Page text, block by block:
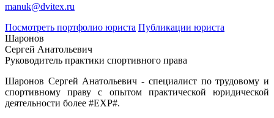
manuk@dvitex.ru
Посмотреть портфолио юриста Публикации юриста
Шаронов
Сергей Анатольевич
Руководитель практики спортивного права
Шаронов Сергей Анатольевич - специалист по трудовому и
спортивному праву с опытом практической юридической
деятельности более #EXP#.